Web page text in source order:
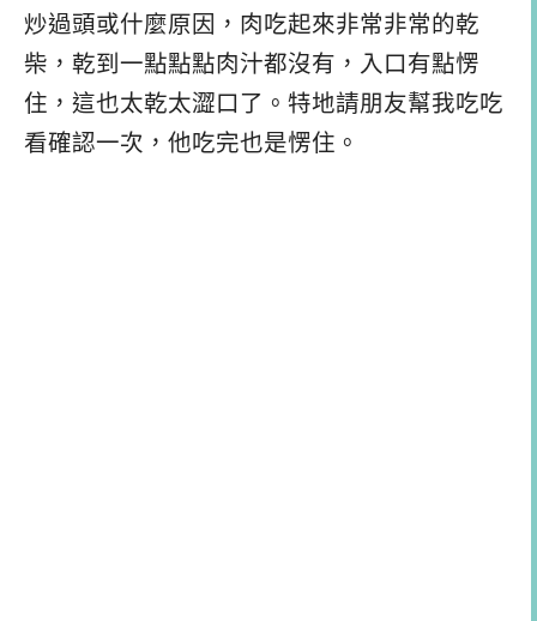
炒過頭或什麼原因，肉吃起來非常非常的乾
柴，乾到一點點點肉汁都沒有，入口有點愣
住，這也太乾太澀口了。特地請朋友幫我吃吃
看確認一次，他吃完也是愣住。